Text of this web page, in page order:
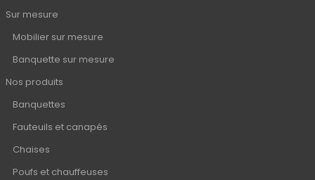
Sur mesure
Mobilier sur mesure
Banquette sur mesure
Nos produits
Banquettes
Fauteuils et canapés
Chaises
Poufs et chauffeuses